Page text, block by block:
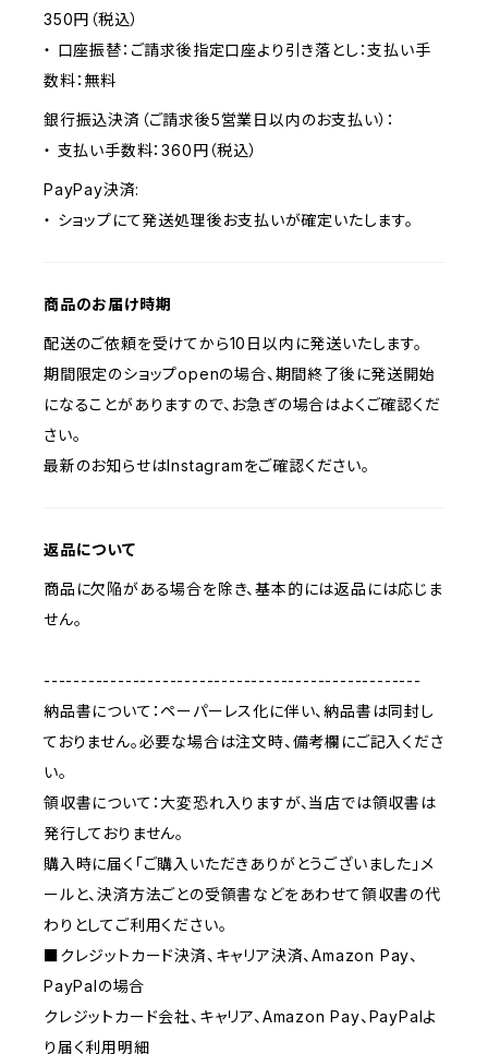
350円（税込）
・ 口座振替：ご請求後指定口座より引き落とし：支払い手
数料：無料
銀行振込決済（ご請求後5営業日以内のお支払い）：
・ 支払い手数料：360円（税込）
PayPay決済:
・ ショップにて発送処理後お支払いが確定いたします。
商品のお届け時期
配送のご依頼を受けてから10日以内に発送いたします。
期間限定のショップopenの場合、期間終了後に発送開始
になることがありますので、お急ぎの場合はよくご確認くだ
さい。
最新のお知らせはInstagramをご確認ください。
返品について
商品に欠陥がある場合を除き、基本的には返品には応じま
せん。
---------------------------------------------------
納品書について：ペーパーレス化に伴い、納品書は同封し
ておりません。必要な場合は注文時、備考欄にご記入くださ
い。
領収書について：大変恐れ入りますが、当店では領収書は
発行しておりません。
購入時に届く「ご購入いただきありがとうございました」メ
ールと、決済方法ごとの受領書などをあわせて領収書の代
わりとしてご利用ください。
■クレジットカード決済、キャリア決済、Amazon Pay、
PayPalの場合
クレジットカード会社、キャリア、Amazon Pay、PayPalよ
り届く利用明細